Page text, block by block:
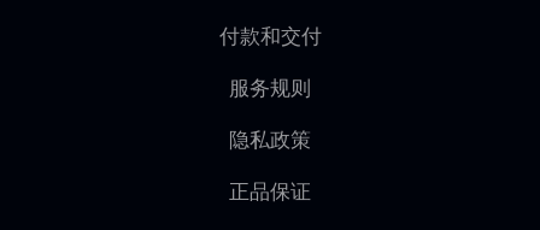
付款和交付
服务规则
隐私政策
正品保证